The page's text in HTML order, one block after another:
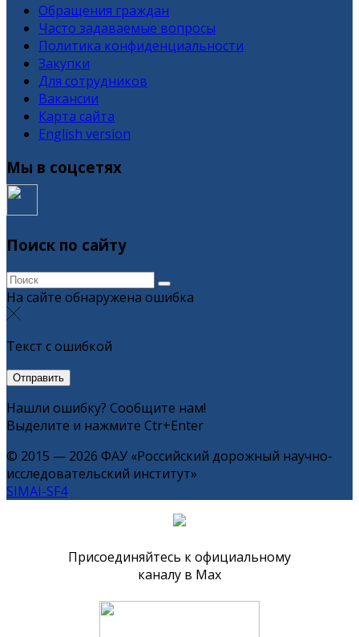
Обращения граждан
Часто задаваемые вопросы
Политика конфиденциальности
Закупки
Для сотрудников
Вакансии
Карта сайта
English version
Мы в соцсетях
Поиск по сайту
На сайте обнаружена ошибка
Текст с ошибкой
Нашли ошибку? Сообщите нам!
Выделите и нажмите Ctr+Enter
© 2015 — 2026 ФАУ «Российский дорожный научно-
исследовательский институт»
SIMAI-SF4
Присоединяйтесь к официальному
каналу в Max